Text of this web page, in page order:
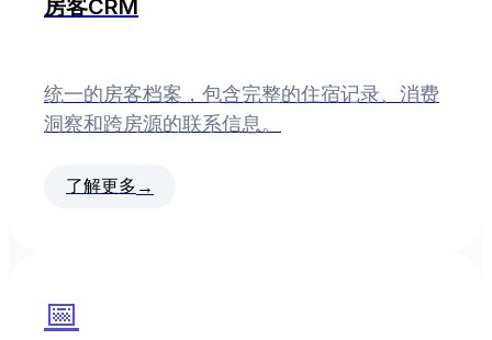
房客CRM
统一的房客档案，包含完整的住宿记录、消费
洞察和跨房源的联系信息。
了解更多 →
📅